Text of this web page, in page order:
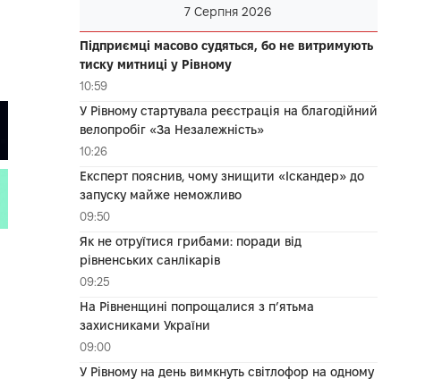
7 Серпня 2026
Підприємці масово судяться, бо не витримують
тиску митниці у Рівному
10:59
У Рівному стартувала реєстрація на благодійний
велопробіг «За Незалежність»
10:26
Експерт пояснив, чому знищити «Іскандер» до
запуску майже неможливо
09:50
Як не отруїтися грибами: поради від
рівненських санлікарів
09:25
На Рівненщині попрощалися з п’ятьма
захисниками України
09:00
У Рівному на день вимкнуть світлофор на одному